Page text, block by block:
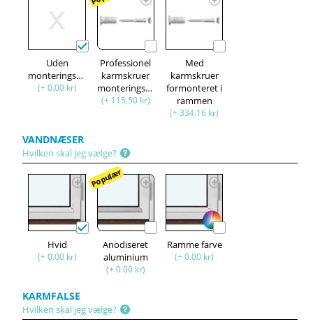
Uden
monteringssæt
(+ 0.00 kr)
Professionel
karmskruer
monteringssæt
(+ 115.50 kr)
Med
karmskruer
formonteret i
rammen
(+ 334.16 kr)
VANDNÆSER
Hvilken skal jeg vælge?
Hvid
(+ 0.00 kr)
Populær
Anodiseret
aluminium
(+ 0.00 kr)
Ramme farve
(+ 0.00 kr)
KARMFALSE
Hvilken skal jeg vælge?